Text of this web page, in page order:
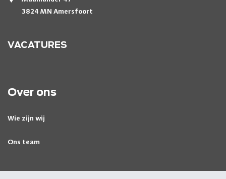
3824 MN Amersfoort
VACATURES
Over ons
Wie zijn wij
Ons team